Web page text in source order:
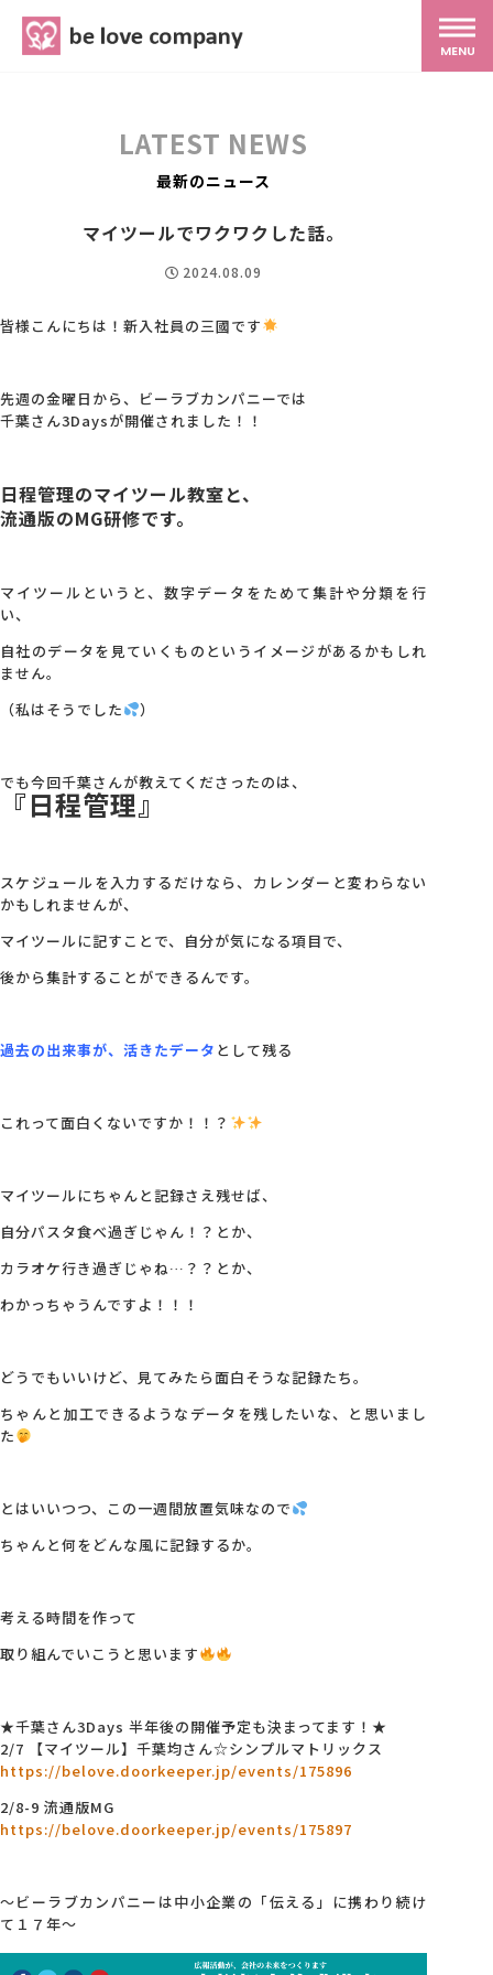
MENU
MG研修
スタッフ紹介
採用情報
LATEST NEWS
最新のニュース
マイツールでワクワクした話。
2024.08.09
皆様こんにちは！新入社員の三國です
先週の金曜日から、ビーラブカンパニーでは
千葉さん3Daysが開催されました！！
日程管理のマイツール教室と、
流通版のMG研修です。
マイツールというと、数字データをためて集計や分類を行
い、
自社のデータを見ていくものというイメージがあるかもしれ
ません。
（私はそうでした
）
でも今回千葉さんが教えてくださったのは、
『日程管理』
スケジュールを入力するだけなら、カレンダーと変わらない
かもしれませんが、
マイツールに記すことで、自分が気になる項目で、
後から集計することができるんです。
過去の出来事が、活きたデータ として残る
これって面白くないですか！！？
マイツールにちゃんと記録さえ残せば、
自分パスタ食べ過ぎじゃん！？とか、
カラオケ行き過ぎじゃね…？？とか、
わかっちゃうんですよ！！！
どうでもいいけど、見てみたら面白そうな記録たち。
ちゃんと加工できるようなデータを残したいな、と思いまし
た
とはいいつつ、この一週間放置気味なので
ちゃんと何をどんな風に記録するか。
考える時間を作って
取り組んでいこうと思います
★千葉さん3Days 半年後の開催予定も決まってます！★
2/7 【マイツール】千葉均さん☆シンプルマトリックス
https://belove.doorkeeper.jp/events/175896
2/8-9 流通版MG
https://belove.doorkeeper.jp/events/175897
～ビーラブカンパニーは中小企業の「伝える」に携わり続け
て１７年～